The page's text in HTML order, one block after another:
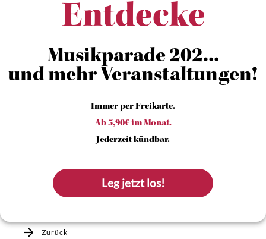
Entdecke
Musikparade 202...
und mehr Veranstaltungen!
Immer per Freikarte.
Ab 5,90€ im Monat.
Jederzeit kündbar.
Leg jetzt los!
Zurück